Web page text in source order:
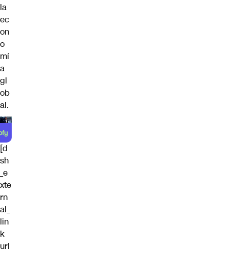
la
ec
on
o
mí
a
gl
ob
al.
[d
sh
_e
xte
rn
al_
lin
k
url